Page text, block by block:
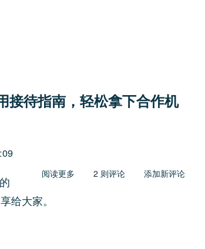
接待指南，轻松拿下合作机
阅读更多 2 则评论 添加新评论
给大家。